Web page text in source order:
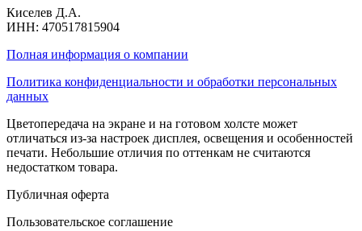
Киселев Д.А.
ИНН: 470517815904
Полная информация о компании
Политика конфиденциальности и обработки персональных
данных
Цветопередача на экране и на готовом холсте может
отличаться из-за настроек дисплея, освещения и особенностей
печати. Небольшие отличия по оттенкам не считаются
недостатком товара.
Публичная оферта
Пользовательское соглашение